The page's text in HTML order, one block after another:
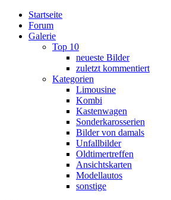
Startseite
Forum
Galerie
Top 10
neueste Bilder
zuletzt kommentiert
Kategorien
Limousine
Kombi
Kastenwagen
Sonderkarosserien
Bilder von damals
Unfallbilder
Oldtimertreffen
Ansichtskarten
Modellautos
sonstige